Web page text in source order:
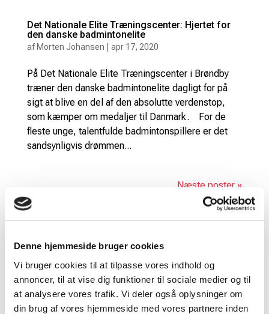
Denne hjemmeside bruger cookies
Vi bruger cookies til at tilpasse vores indhold og
annoncer, til at vise dig funktioner til sociale medier og til
at analysere vores trafik. Vi deler også oplysninger om
din brug af vores hjemmeside med vores partnere inden
Det Nationale Elite Træningscenter: Hjertet for
den danske badmintonelite
af Morten Johansen apr 17, 2020
På Det Nationale Elite Træningscenter i Brøndby
træner den danske badmintonelite dagligt for på
sigt at blive en del af den absolutte verdenstop,
som kæmper om medaljer til Danmark. For de
fleste unge, talentfulde badmintonspillere er det
sandsynligvis drømmen...
Næste poster »
Søg
Recent Posts
Tilfreds Stavngaard: ”Acceptabel dansk VM-
lodtrækning”
Ændringer i turneringsformaterne